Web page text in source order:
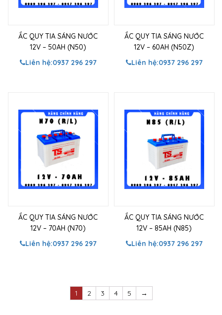
ẮC QUY TIA SÁNG NƯỚC
12V – 50AH (N50)
Liên hệ:0937 296 297
ẮC QUY TIA SÁNG NƯỚC
12V – 60AH (N50Z)
Liên hệ:0937 296 297
ẮC QUY TIA SÁNG NƯỚC
12V – 70AH (N70)
Liên hệ:0937 296 297
ẮC QUY TIA SÁNG NƯỚC
12V – 85AH (N85)
Liên hệ:0937 296 297
1 2 3 4 5 →